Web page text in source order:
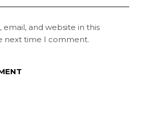
email, and website in this
next time I comment.